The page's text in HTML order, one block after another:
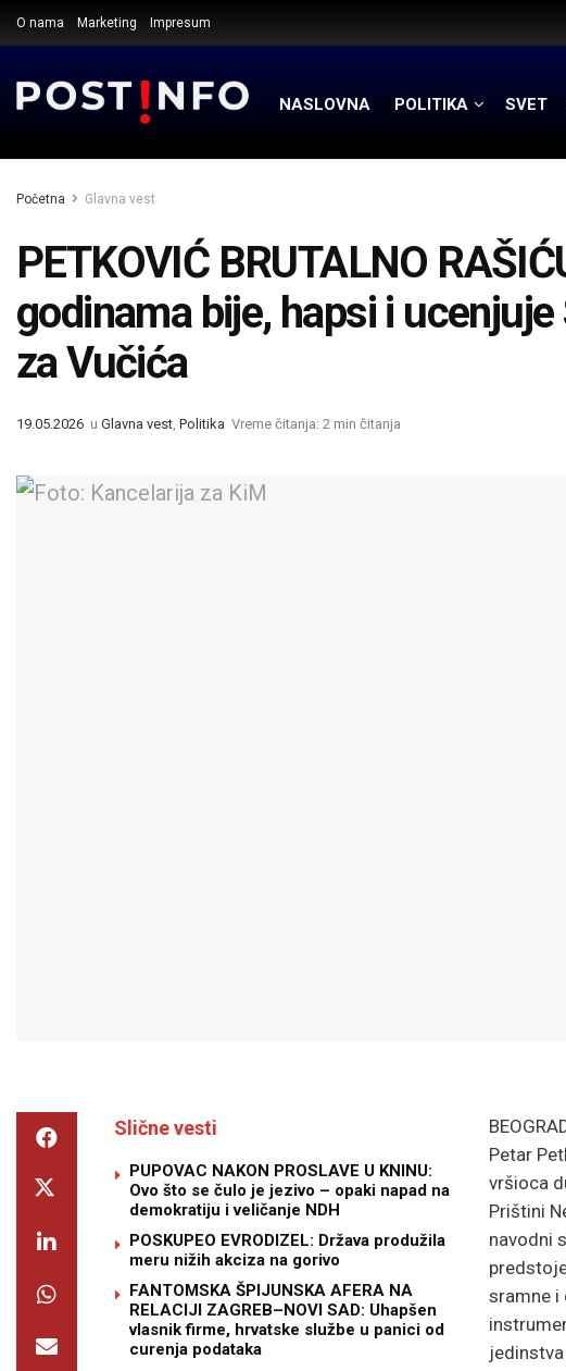
O nama Marketing Impresum
NASLOVNA POLITIKA SVET
Početna Glavna vest
PETKOVIĆ BRUTALNO
godinama bije, hapsi i
za Vučića
19.05.2026 u Glavna vest, Politika Vreme čitanja: 2 min čitanja
Slične vesti
PUPOVAC NAKON PROSLAVE U KNINU:
Ovo što se čulo je jezivo – opaki napad na
demokratiju i veličanje NDH
POSKUPEO EVRODIZEL: Država produžila
meru nižih akciza na gorivo
FANTOMSKA ŠPIJUNSKA AFERA NA
RELACIJI ZAGREB–NOVI SAD: Uhapšen
vlasnik firme, hrvatske službe u panici od
curenja podataka
Petar
vršioca
Prištini
navodni
sramne i